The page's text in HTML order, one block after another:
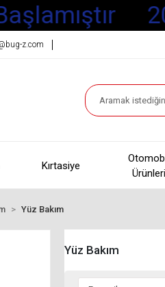
z.com
Kırtasiye
Ürünleri
Yüz Bakım
Yüz Bakım